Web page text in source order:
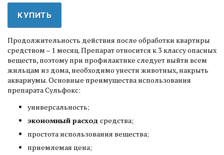
КУПИТЬ
Продолжительность действия после обработки квартиры
средством – 1 месяц. Препарат относится к 3 классу опасных
веществ, поэтому при профилактике следует выйти всем
жильцам из дома, необходимо унести животных, накрыть
аквариумы. Основные преимущества использования
препарата Сульфокс:
универсальность;
экономный расход средства;
простота использования вещества;
приемлемая цена;